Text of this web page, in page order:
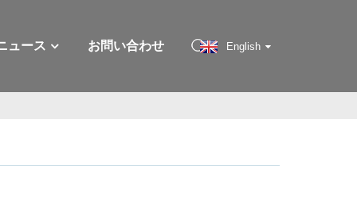
ュース お問い合わせ English